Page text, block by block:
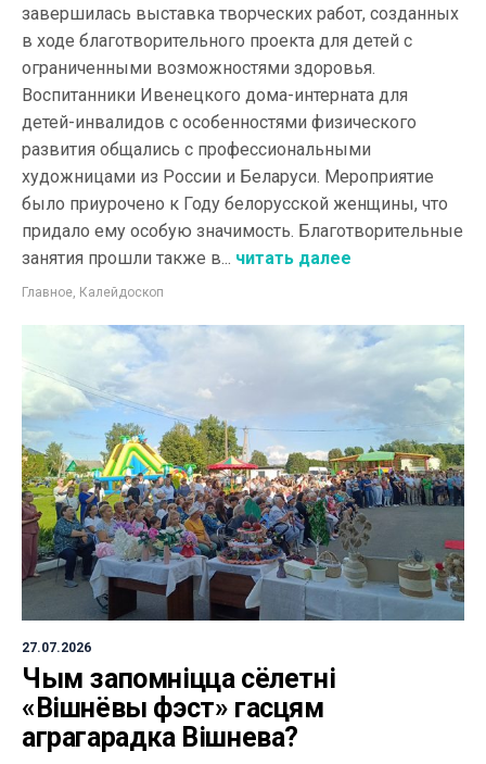
завершилась выставка творческих работ, созданных
в ходе благотворительного проекта для детей с
ограниченными возможностями здоровья.
Воспитанники Ивенецкого дома-интерната для
детей-инвалидов с особенностями физического
развития общались с профессиональными
художницами из России и Беларуси. Мероприятие
было приурочено к Году белорусской женщины, что
придало ему особую значимость. Благотворительные
занятия прошли также в... читать далее
Главное, Калейдоскоп
27.07.2026
Чым запомніцца сёлетні
«Вішнёвы фэст» гасцям
аграгарадка Вішнева?